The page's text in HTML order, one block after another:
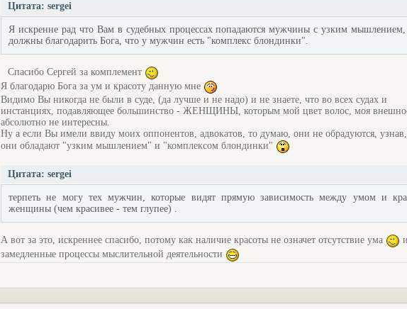
Цитата: sergei
Я искренне рад что Вам в судебных процессах попадаются мужчины с узким
должны благодарить Бога, что у мужчин есть "комплекс блондинки".
Спасибо Сергей за комплемент
Я благодарю Бога за ум и красоту данную мне
Видимо Вы никогда не были в суде, (да лучше и не надо) и не знаете, что во всех судах и
инстанциях, подавляющее большинство - ЖЕНЩИНЫ, которым мой цвет волос, моя
абсолютно не интересны.
Ну а если Вы имели ввиду моих оппонентов, адвокатов, то думаю, они не обрадуются,
они обладают "узким мышлением" и "комплексом блондинки"
Цитата: sergei
терпеть не могу тех мужчин, которые видят прямую зависимость между умом и
женщины (чем красивее - тем глупее) .
А вот за это, искреннее спасибо, потому как наличие красоты не означет отсутствие ума
замедленные процессы мыслительной деятельности